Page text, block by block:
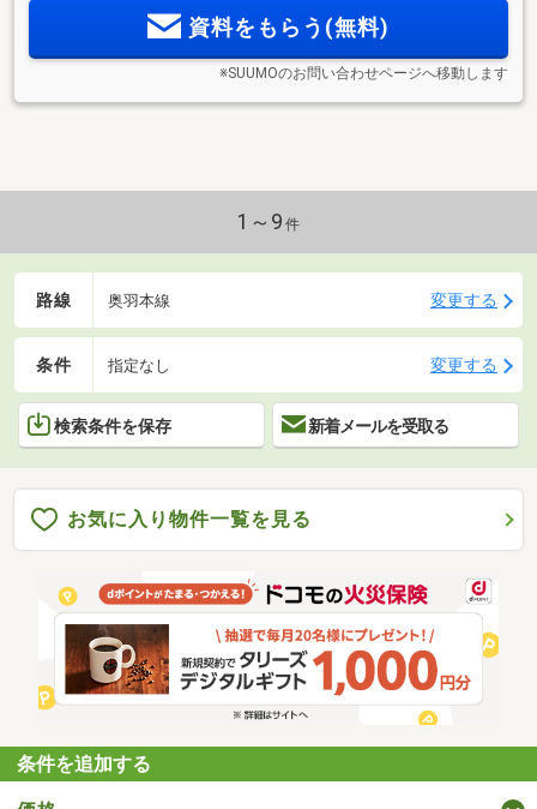
資料をもらう(無料)
※SUUMOのお問い合わせページへ移動します
1～9 件
路線 奥羽本線 変更する
条件 指定なし 変更する
検索条件を保存 新着メールを受取る
お気に入り物件一覧を見る
条件を追加する